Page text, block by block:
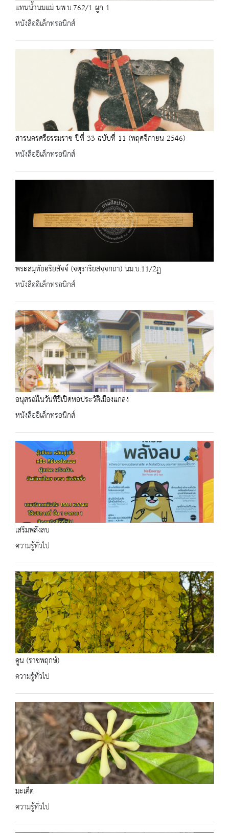
แทนน้ำนมแม่ นพ.บ.762/1 ผูก 1
หนังสืออิเล็กทรอนิกส์
สารนครศรีธรรมราช ปีที่ 33 ฉบับที่ 11 (พฤศจิกายน 2546)
หนังสืออิเล็กทรอนิกส์
พระสมุทัยอริยสัจจ์ (จตุราริยสจฺจกถา) นม.บ.11/2ฏ
หนังสืออิเล็กทรอนิกส์
อนุสรณ์ในวันพิธีเปิดหอประวัติเมืองแกลง
หนังสืออิเล็กทรอนิกส์
เสริมพลังลบ
ความรู้ทั่วไป
คูน (ราชพฤกษ์)
ความรู้ทั่วไป
มะเค็ด
ความรู้ทั่วไป